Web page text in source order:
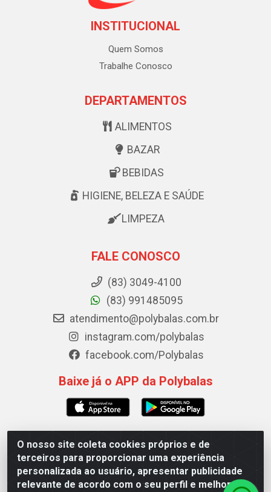
O nosso site coleta cookies próprios e de
terceiros para proporcionar uma experiência
personalizada ao usuário, apresentar publicidade
relevante de acordo com o seu perfil e melhorar a
INSTITUCIONAL
Quem Somos
Trabalhe Conosco
DEPARTAMENTOS
ALIMENTOS
BAZAR
BEBIDAS
HIGIENE, BELEZA E SAÚDE
LIMPEZA
FALE CONOSCO
(83) 3049-4100
(83) 991485095
atendimento@polybalas.com.br
instagram.com/polybalas
facebook.com/Polybalas
Baixe já o APP da Polybalas
Polybalas - Rua João Miguel de Souza, 173 Galpão B -
Ernesto Geisel, João Pessoa/PB - CEP 58.075-075 - CNPJ
00.909.327/0002-61